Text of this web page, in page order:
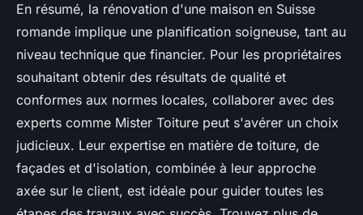
En résumé, la rénovation d'une maison en Suisse
romande implique une planification soigneuse, tant au
niveau technique que financier. Pour les propriétaires
souhaitant obtenir des résultats de qualité et
conformes aux normes locales, collaborer avec des
experts comme Mister Toiture peut s'avérer un choix
judicieux. Leur expertise en matière de toiture, de
façades et d'isolation, combinée à leur approche
axée sur le client, est idéale pour guider toutes les